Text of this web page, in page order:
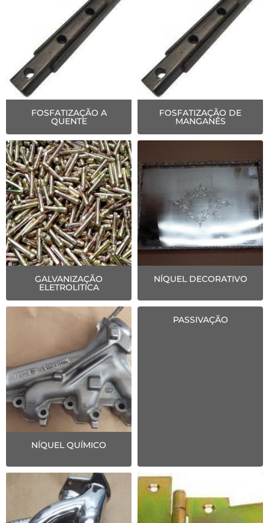
FOSFATIZAÇÃO A
QUENTE
FOSFATIZAÇÃO DE
MANGANÊS
GALVANIZAÇÃO
ELETROLITICA
NÍQUEL DECORATIVO
NÍQUEL QUÍMICO
PASSIVAÇÃO